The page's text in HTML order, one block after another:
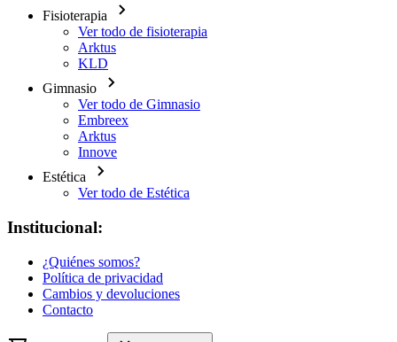
Fisioterapia
Ver todo de fisioterapia
Arktus
KLD
Gimnasio
Ver todo de Gimnasio
Embreex
Arktus
Innove
Estética
Ver todo de Estética
Institucional:
¿Quiénes somos?
Política de privacidad
Cambios y devoluciones
Contacto